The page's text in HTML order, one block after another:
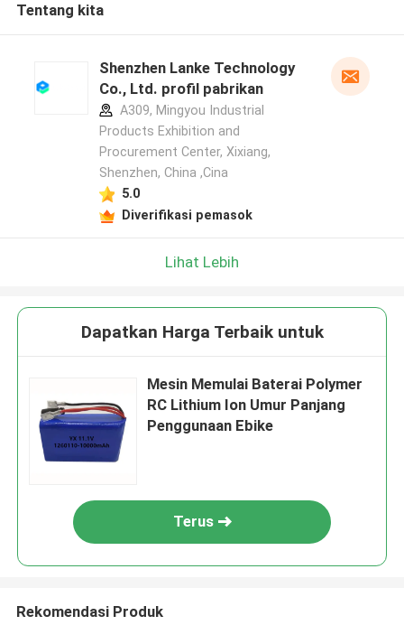
Tentang kita
Shenzhen Lanke Technology
Co., Ltd. profil pabrikan
A309, Mingyou Industrial
Products Exhibition and
Procurement Center, Xixiang,
Shenzhen, China ,Cina
5.0
Diverifikasi pemasok
Lihat Lebih
Dapatkan Harga Terbaik untuk
Mesin Memulai Baterai Polymer
RC Lithium Ion Umur Panjang
Penggunaan Ebike
Terus
Rekomendasi Produk